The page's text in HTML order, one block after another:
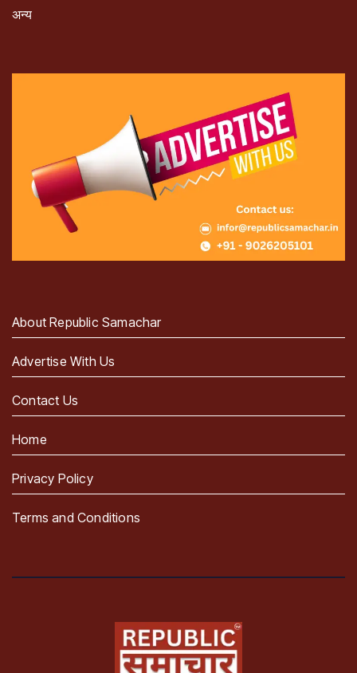
अन्य
About Republic Samachar
Advertise With Us
Contact Us
Home
Privacy Policy
Terms and Conditions